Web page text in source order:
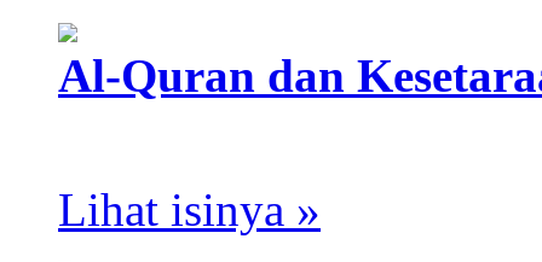
Al-Quran dan
Lihat isinya »